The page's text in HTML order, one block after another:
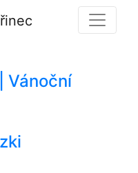
Vánoční